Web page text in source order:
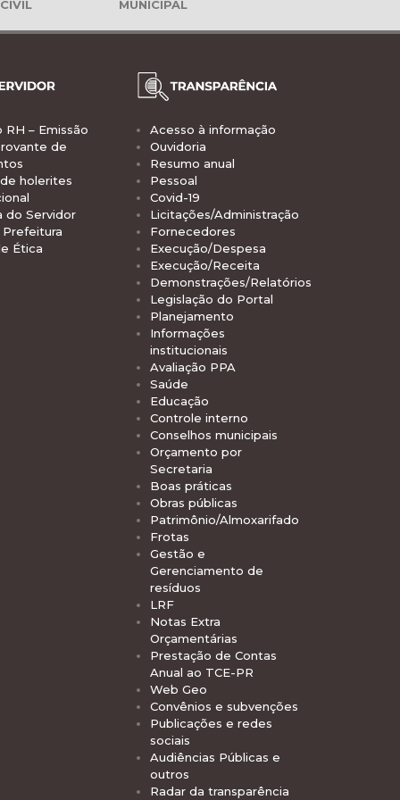
CIVIL
MUNICIPAL
RH – Emissão
de
holerites
do Servidor
Ética
Acesso à informação
Ouvidoria
Resumo anual
Pessoal
Covid-19
Licitações/Administração
Fornecedores
Execução/Despesa
Execução/Receita
Demonstrações/Relatórios
Legislação do Portal
Planejamento
Informações
institucionais
Avaliação PPA
Saúde
Educação
Controle interno
Conselhos municipais
Orçamento por
Secretaria
Boas práticas
Obras públicas
Patrimônio/Almoxarifado
Frotas
Gestão e
Gerenciamento de
resíduos
LRF
Notas Extra
Orçamentárias
Prestação de Contas
Anual ao TCE-PR
Web Geo
Convênios e subvenções
Publicações e redes
sociais
Audiências Públicas e
outros
Radar da transparência